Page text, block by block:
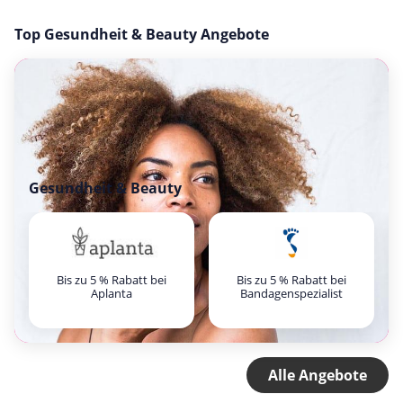
Top Gesundheit & Beauty Angebote
Gesundheit & Beauty
Bis zu 5 % Rabatt bei
Aplanta
Bis zu 5 % Rabatt bei
Bandagenspezialist
Alle Angebote